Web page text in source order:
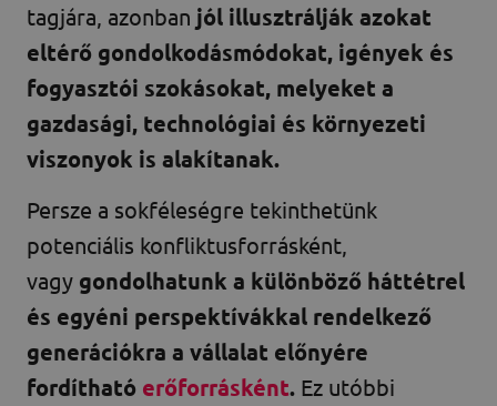
tagjára, azonban jól illusztrálják azokat
eltérő gondolkodásmódokat, igények és
fogyasztói szokásokat, melyeket a
gazdasági, technológiai és környezeti
viszonyok is alakítanak.
Persze a sokféleségre tekinthetünk
potenciális konfliktusforrásként,
vagy gondolhatunk a különböző háttétrel
és egyéni perspektívákkal rendelkező
generációkra a vállalat előnyére
fordítható erőforrásként. Ez utóbbi